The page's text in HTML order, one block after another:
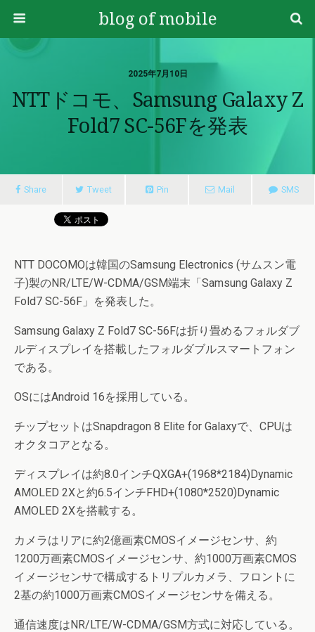
blog of mobile
2025年7月10日
NTTドコモ、Samsung Galaxy Z
Fold7 SC-56Fを発表
Share Tweet Pin Mail SMS
NTT DOCOMOは韓国のSamsung Electronics (サムスン電
子)製のNR/LTE/W-CDMA/GSM端末「Samsung Galaxy Z
Fold7 SC-56F」を発表した。
Samsung Galaxy Z Fold7 SC-56Fは折り畳めるフォルダブ
ルディスプレイを搭載したフォルダブルスマートフォン
である。
OSにはAndroid 16を採用している。
チップセットはSnapdragon 8 Elite for Galaxyで、CPUは
オクタコアとなる。
ディスプレイは約8.0インチQXGA+(1968*2184)Dynamic
AMOLED 2Xと約6.5インチFHD+(1080*2520)Dynamic
AMOLED 2Xを搭載する。
カメラはリアに約2億画素CMOSイメージセンサ、約
1200万画素CMOSイメージセンサ、約1000万画素CMOS
イメージセンサで構成するトリプルカメラ、フロントに
2基の約1000万画素CMOSイメージセンサを備える。
通信速度はNR/LTE/W-CDMA/GSM方式に対応している。